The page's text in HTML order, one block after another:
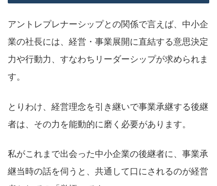
アントレプレナーシップとの関係で言えば、中小企
業の社長には、経営・事業展開に直結する意思決定
力や行動力、すなわちリーダーシップが求められま
す。
とりわけ、経営理念を引き継いで事業承継する後継
者は、その力を能動的に磨く必要があります。
私がこれまで出会った中小企業の後継者に、事業承
継当時の話を伺うと、共通して口にされるのが経営